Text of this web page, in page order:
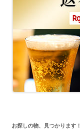
お探しの物、見つかります！